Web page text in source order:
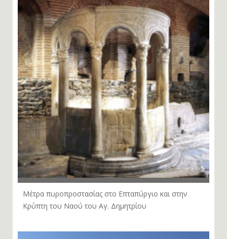
Μέτρα πυροπροστασίας στο Επταπύργιο και στην
Κρύπτη του Ναού του Αγ. Δημητρίου